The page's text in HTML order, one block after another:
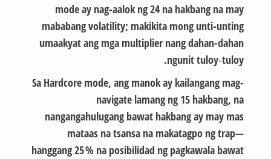
mode ay nag-aalok ng 24 na hakbang na may
mababang volatility; makikita mong unti-unting
umaakyat ang mga multiplier nang dahan-dahan
ngunit tuloy‑tuloy.
Sa Hardcore mode, ang manok ay kailangang mag-
navigate lamang ng 15 hakbang, na
nangangahulugang bawat hakbang ay may mas
mataas na tsansa na makatagpo ng trap—
hanggang 25 % na posibilidad ng pagkawala bawat